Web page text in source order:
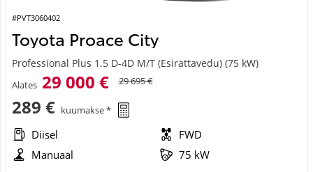
#PVT3060402
Toyota Proace City
Professional Plus 1.5 D-4D M/T (Esirattavedu) (75 kW)
Alates 29 000 € 29 695 €
289 € kuumakse *
Diisel
FWD
Manuaal
75 kW